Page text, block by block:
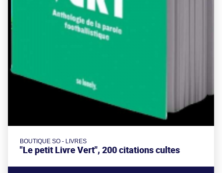
BOUTIQUE SO - LIVRES
"Le petit Livre Vert", 200 citations cultes